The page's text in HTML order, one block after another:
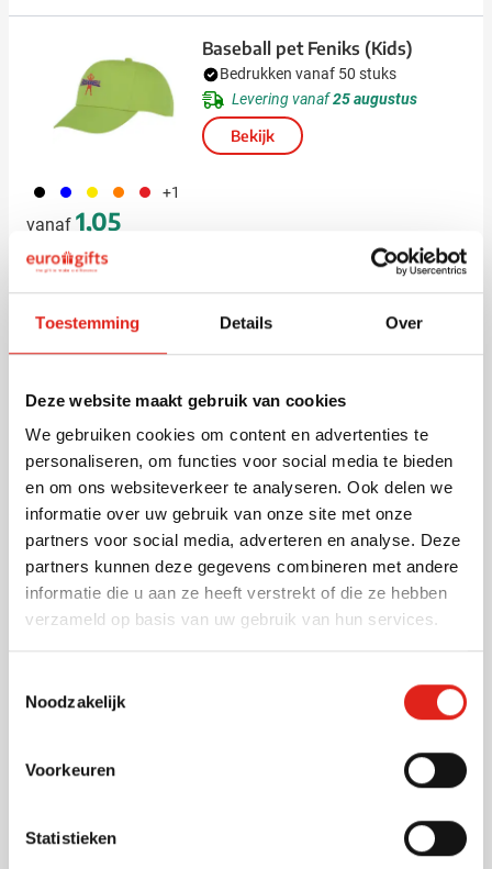
Toestemming Details Over
Deze website maakt gebruik van cookies
We gebruiken cookies om content en advertenties te
personaliseren, om functies voor social media te bieden
en om ons websiteverkeer te analyseren. Ook delen we
informatie over uw gebruik van onze site met onze
partners voor social media, adverteren en analyse. Deze
partners kunnen deze gegevens combineren met andere
informatie die u aan ze heeft verstrekt of die ze hebben
verzameld op basis van uw gebruik van hun services.
Noodzakelijk
Voorkeuren
Statistieken
001 005 006 007 008 +1
vanaf 1,05
Baseball pet Feniks (Kids)
Bedrukken vanaf 50 stuks
Levering vanaf25 augustus
Bekijk
006
vanaf 1,67
(11)
Veiligheidshesje Reflecto |
Kinderen | One size
Levering vanaf18 augustus
Bekijk
2,00
Baseball pet Trucker kids
Bedrukken vanaf 25 stuks
Levering vanaf19 augustus
Bekijk
Gerecycleerd | Trekkoord |